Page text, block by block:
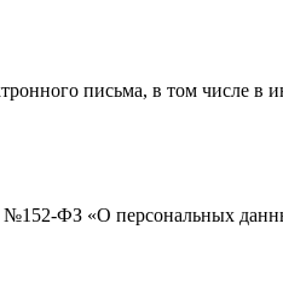
письма, в том числе в
№152-ФЗ «О персональных